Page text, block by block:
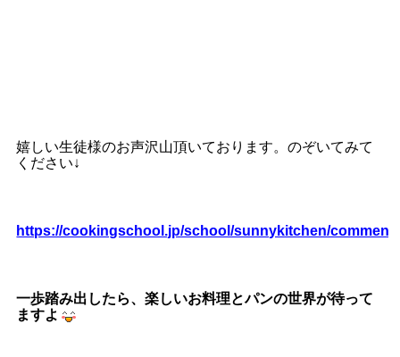
嬉しい生徒様のお声沢山頂いております。のぞいてみて
ください↓
https://cookingschool.jp/school/sunnykitchen/comment
一歩踏み出したら、楽しいお料理とパンの世界が待って
ますよ